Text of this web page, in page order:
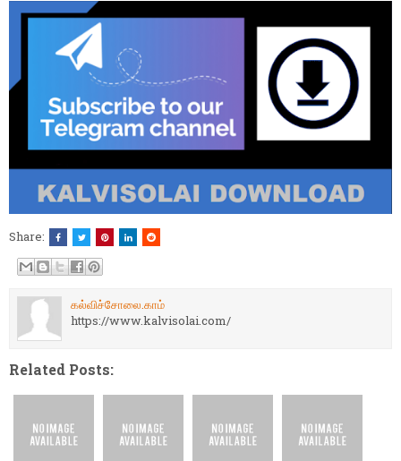
Share:
கல்விச்சோலை.காம்
https://www.kalvisolai.com/
Related Posts: